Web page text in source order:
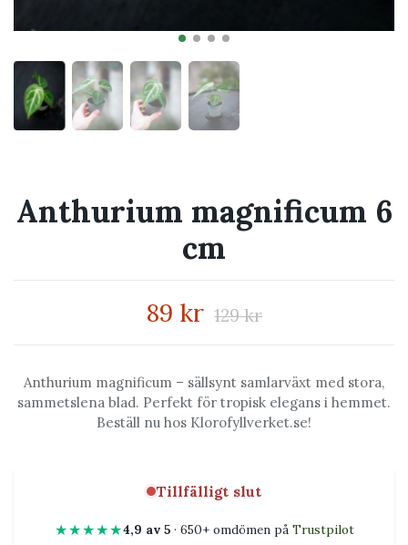
Anthurium magnificum 6
cm
89 kr 129 kr
Anthurium magnificum – sällsynt samlarväxt med stora,
sammetslena blad. Perfekt för tropisk elegans i hemmet.
Beställ nu hos Klorofyllverket.se!
Tillfälligt slut
★★★★★4,9 av 5· 650+ omdömen på Trustpilot